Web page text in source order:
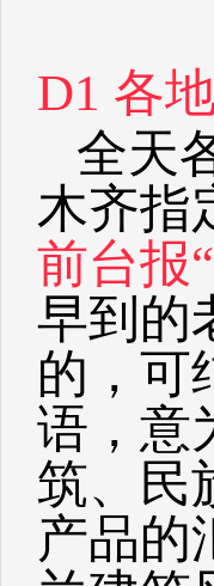
D1 各
全天
木齐指
前台报
早到的
的，可
语，意
筑、民
产品的